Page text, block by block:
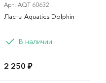
Арт: AQT 60632
Ласты Aquatics Dolphin
ВариантВ наличии
2 250 ₽